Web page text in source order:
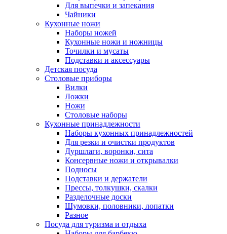
Для выпечки и запекания
Чайники
Кухонные ножи
Наборы ножей
Кухонные ножи и ножницы
Точилки и мусаты
Подставки и аксессуары
Детская посуда
Столовые приборы
Вилки
Ложки
Ножи
Столовые наборы
Кухонные принадлежности
Наборы кухонных принадлежностей
Для резки и очистки продуктов
Дуршлаги, воронки, сита
Консервные ножи и открывалки
Подносы
Подставки и держатели
Прессы, толкушки, скалки
Разделочные доски
Шумовки, половники, лопатки
Разное
Посуда для туризма и отдыха